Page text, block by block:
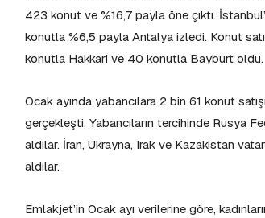
423 konut ve %16,7 payla öne çıktı.
konutla %6,5 payla Antalya izledi. Konut
konutla Hakkari ve 40 konutla Bayburt oldu.
Ocak ayında yabancılara 2 bin 61 konut
gerçekleşti. Yabancıların tercihinde Rusya
aldılar. İran, Ukrayna, Irak ve Kazakistan
aldılar.
Emlakjet’in Ocak ayı verilerine göre,